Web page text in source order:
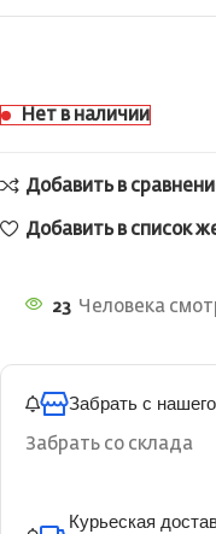
Нет в наличии
Добавить в
Добавить в список
23 Человека
Забрать с
Забрать со склада
Курьеская